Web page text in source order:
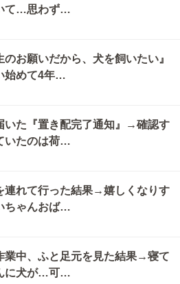
て…思わず…
のお願いだから、犬を飼いたい』
始めて4年…
いた『置き配完了通知』→確認す
いたのは荷…
連れて行った結果→嬉しくなりす
ちゃんおば…
業中、ふと足元を見た結果→寝て
に犬が…可…